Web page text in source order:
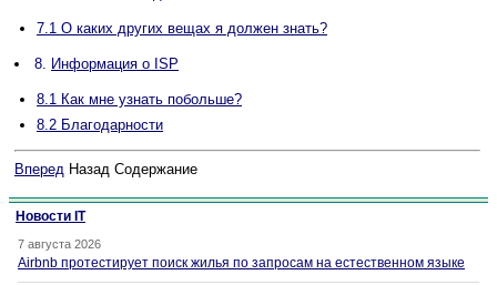
7.1 О каких других вещах я должен знать?
8. Информация о ISP
8.1 Как мне узнать побольше?
8.2 Благодарности
Вперед Назад Содержание
Новости IT
7 августа 2026
Airbnb протестирует поиск жилья по запросам на естественном языке